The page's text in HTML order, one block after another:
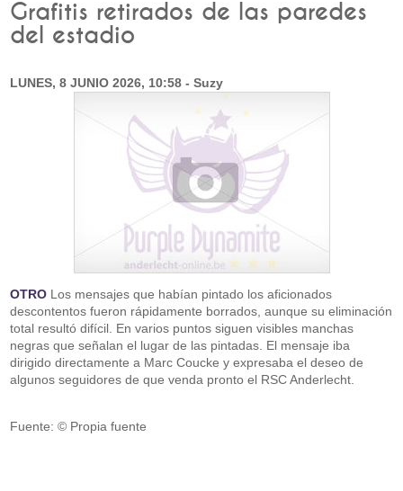
Grafitis retirados de las paredes
del estadio
LUNES, 8 JUNIO 2026, 10:58 - Suzy
OTRO Los mensajes que habían pintado los aficionados
descontentos fueron rápidamente borrados, aunque su eliminación
total resultó difícil. En varios puntos siguen visibles manchas
negras que señalan el lugar de las pintadas. El mensaje iba
dirigido directamente a Marc Coucke y expresaba el deseo de
algunos seguidores de que venda pronto el RSC Anderlecht.
Fuente: © Propia fuente